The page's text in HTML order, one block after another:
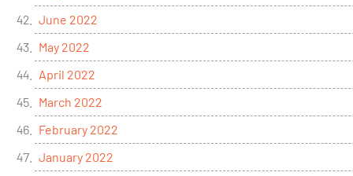
June 2022
May 2022
April 2022
March 2022
February 2022
January 2022